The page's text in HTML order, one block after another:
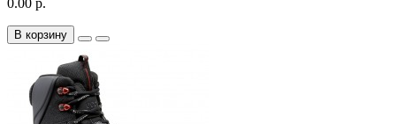
0.00 р.
В корзину